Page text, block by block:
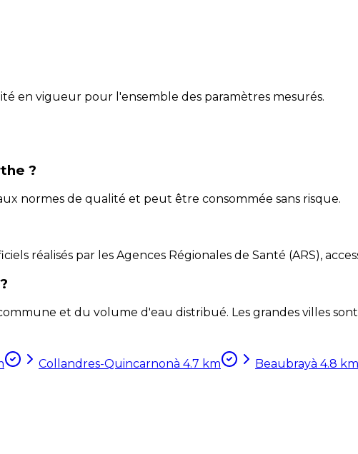
en vigueur pour l'ensemble des paramètres mesurés.
?
normes de qualité et peut être consommée sans risque.
réalisés par les Agences Régionales de Santé (ARS),
et du volume d'eau distribué. Les grandes villes
Collandres-Quincarnonà 4.7 km Beaubrayà 4.8 km